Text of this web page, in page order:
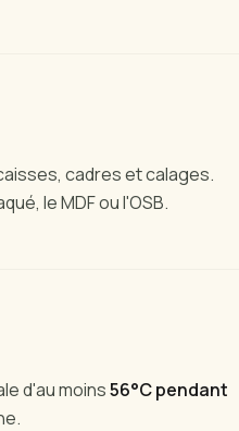
cadres et calages.
le MDF ou l'OSB.
d'au moins56°C pendant